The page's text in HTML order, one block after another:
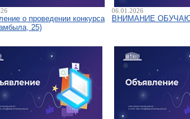
о проведении конкурса
25)
06.01.2026
ВНИМАНИЕ